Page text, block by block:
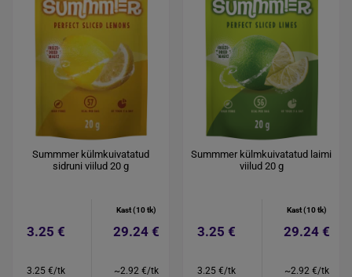
Summmer külmkuivatatud
sidruni viilud 20 g
3.25 €
3.25 €/tk
Kast (10 tk)
29.24 €
~2.92 €/tk
Summmer külmkuivatatud laimi
viilud 20 g
3.25 €
3.25 €/tk
Kast (10 tk)
29.24 €
~2.92 €/tk